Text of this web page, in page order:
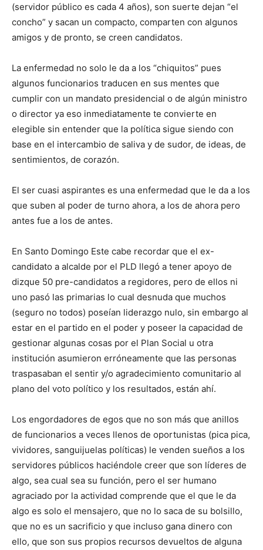
(servidor público es cada 4 años), son suerte dejan “el
concho” y sacan un compacto, comparten con algunos
amigos y de pronto, se creen candidatos.
La enfermedad no solo le da a los “chiquitos” pues
algunos funcionarios traducen en sus mentes que
cumplir con un mandato presidencial o de algún ministro
o director ya eso inmediatamente te convierte en
elegible sin entender que la política sigue siendo con
base en el intercambio de saliva y de sudor, de ideas, de
sentimientos, de corazón.
El ser cuasi aspirantes es una enfermedad que le da a los
que suben al poder de turno ahora, a los de ahora pero
antes fue a los de antes.
En Santo Domingo Este cabe recordar que el ex-
candidato a alcalde por el PLD llegó a tener apoyo de
dizque 50 pre-candidatos a regidores, pero de ellos ni
uno pasó las primarias lo cual desnuda que muchos
(seguro no todos) poseían liderazgo nulo, sin embargo al
estar en el partido en el poder y poseer la capacidad de
gestionar algunas cosas por el Plan Social u otra
institución asumieron erróneamente que las personas
traspasaban el sentir y/o agradecimiento comunitario al
plano del voto político y los resultados, están ahí.
Los engordadores de egos que no son más que anillos
de funcionarios a veces llenos de oportunistas (pica pica,
vividores, sanguijuelas políticas) le venden sueños a los
servidores públicos haciéndole creer que son líderes de
algo, sea cual sea su función, pero el ser humano
agraciado por la actividad comprende que el que le da
algo es solo el mensajero, que no lo saca de su bolsillo,
que no es un sacrificio y que incluso gana dinero con
ello, que son sus propios recursos devueltos de alguna